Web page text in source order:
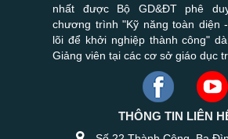
nhất được Bộ GD&ĐT phê
chương trình "Kỹ năng toàn diện
lõi để khởi nghiệp thành công"
Giảng viên tại các cơ sở giáo dục
THÔNG TIN LIÊN